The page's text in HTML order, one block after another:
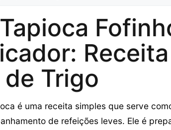
Trigo
é uma receita simples que serve
de refeições leves. Ele é